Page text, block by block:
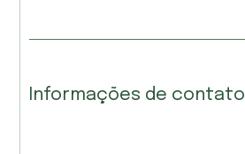
Informações de contato